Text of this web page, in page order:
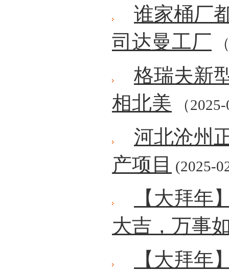
谁家桶厂
司达曼工厂
格瑞夫新
相北美 （
河北沧州
产项目 (2025-
【大拜年
大吉，万事
【大拜年